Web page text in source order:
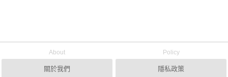
About
關於我們
Policy
隱私政策